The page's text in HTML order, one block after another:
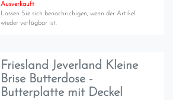
Ausverkauft
Lassen Sie sich benachrichigen, wenn der Artikel
wieder verfügbar ist.
Friesland Jeverland Kleine
Brise Butterdose -
Butterplatte mit Deckel